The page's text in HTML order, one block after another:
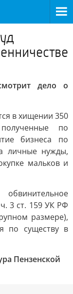
дело о
в хищении 350
по
бизнеса по
личные нужды,
мальков и
3 ст. 159 УК РФ
размере),
по существу в
Пензенской